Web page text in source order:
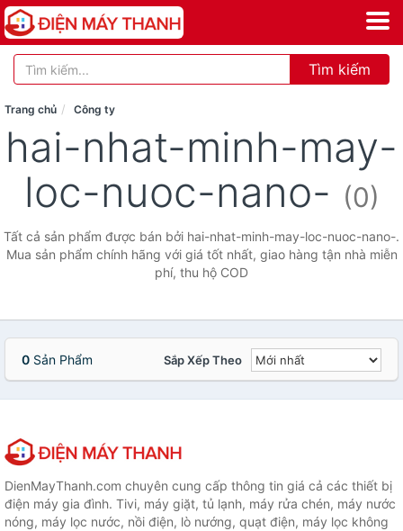
Tìm kiếm
Trang chủ Công ty
hai-nhat-minh-may-
loc-nuoc-nano- (0)
Tất cả sản phẩm được bán bởi hai-nhat-minh-may-loc-nuoc-nano-.
Mua sản phẩm chính hãng với giá tốt nhất, giao hàng tận nhà miễn
phí, thu hộ COD
0 Sản Phẩm Sắp Xếp Theo
DienMayThanh.com chuyên cung cấp thông tin giá cả các thiết bị
điện máy gia đình. Tivi, máy giặt, tủ lạnh, máy rửa chén, máy nước
nóng, máy lọc nước, nồi điện, lò nướng, quạt điện, máy lọc không